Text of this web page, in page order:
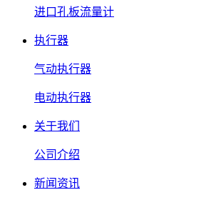
进口孔板流量计
执行器
气动执行器
电动执行器
关于我们
公司介绍
新闻资讯